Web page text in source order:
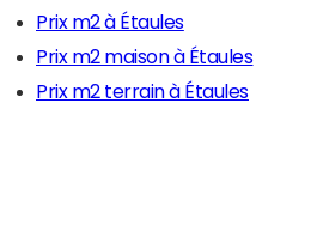
Prix m2 à Étaules
Prix m2 maison à Étaules
Prix m2 terrain à Étaules